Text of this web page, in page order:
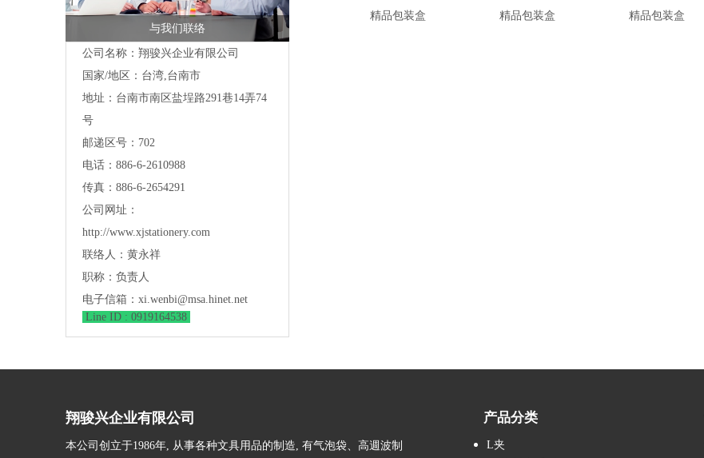
与我们联络
公司名称：翔骏兴企业有限公司
国家/地区：台湾,台南市
地址： 台南市南区盐埕路291巷14弄74
号
邮递区号：702
电话：886-6-2610988
传真：886-6-2654291
公司网址：
http://www.xjstationery.com
联络人：黄永祥
职称：负责人
电子信箱： xi.wenbi@msa.hinet.net
Line ID : 0919164538
精品包装盒 精品包装盒 精品包装盒
翔骏兴企业有限公司
本公司创立于1986年, 从事各种文具用品的制造, 有气泡袋、高週波制
产品分类
L夹